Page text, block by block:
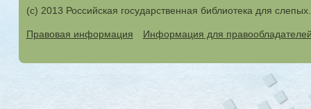
(с) 2013 Российская государственная библиотека для
Правовая информация Информация для